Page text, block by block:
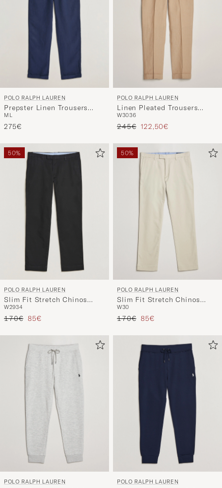
POLO RALPH LAUREN
Prepster Linen Trousers
Newport Navy
M L
275€
POLO RALPH LAUREN
Linen Pleated Trousers
Coastal Beige
W3036
Regulärer Preis
245€ Reduzierter Preis
122,50€
50%
POLO RALPH LAUREN
Slim Fit Stretch Chinos
Black
W2934
Regulärer Preis
170€ Reduzierter Preis
85€
50%
POLO RALPH LAUREN
Slim Fit Stretch Chinos
Beige
W30
Regulärer Preis
170€ Reduzierter Preis
85€
POLO RALPH LAUREN POLO RALPH LAUREN